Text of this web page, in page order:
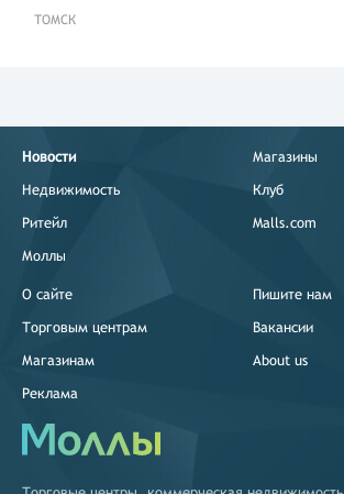
ТОМСК
Новости
Недвижимость
Ритейл
Моллы
Магазины
Клуб
Malls.com
О сайте
Торговым центрам
Магазинам
Реклама
Пишите нам
Вакансии
About us